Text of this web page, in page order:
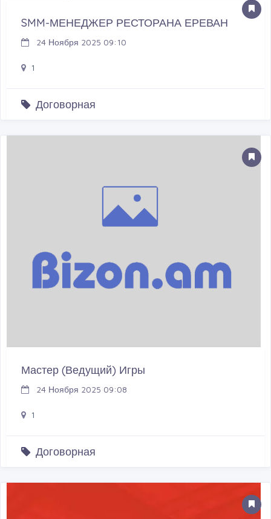
SMM-МЕНЕДЖЕР РЕСТОРАНА ЕРЕВАН
24 Ноября 2025 09:10
1
Договорная
Мастер (Ведущий) Игры
24 Ноября 2025 09:08
1
Договорная